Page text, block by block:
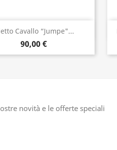
Cavallo “Jumpe"...
90,00 €
Anteprima
novità e le offerte speciali